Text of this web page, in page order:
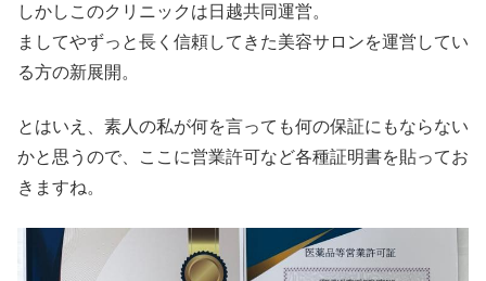
しかしこのクリニックは日越共同運営。
ましてやずっと長く信頼してきた美容サロンを運営してい
る方の新展開。
とはいえ、素人の私が何を言っても何の保証にもならない
かと思うので、ここに営業許可など各種証明書を貼ってお
きますね。